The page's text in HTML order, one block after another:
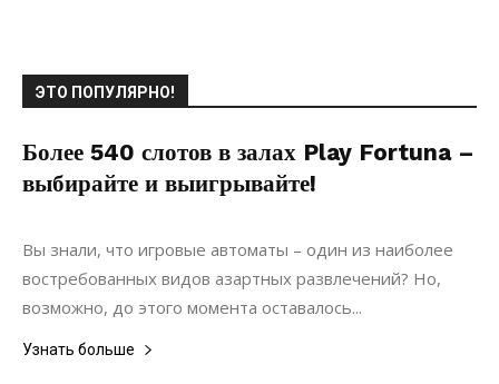
ЭТО ПОПУЛЯРНО!
Более 540 слотов в залах Play Fortuna –
выбирайте и выигрывайте!
18.05.2019
Вы знали, что игровые автоматы – один из наиболее
востребованных видов азартных развлечений? Но,
возможно, до этого момента оставалось...
Узнать больше